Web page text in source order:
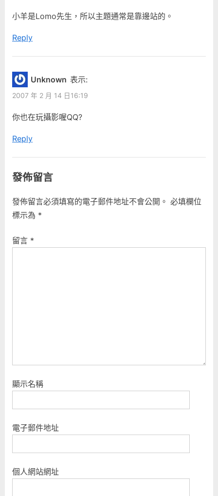
小羊是Lomo先生，所以主題通常是靠邊站的。
Reply
Unknown 表示:
2007 年 2 月 14 日16:19
你也在玩攝影喔QQ?
Reply
發佈留言
發佈留言必須填寫的電子郵件地址不會公開。 必填欄位
標示為 *
留言 *
顯示名稱
電子郵件地址
個人網站網址